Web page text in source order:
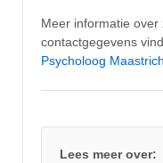
Meer informatie over
contactgegevens
Psycholoog
Lees meer over: